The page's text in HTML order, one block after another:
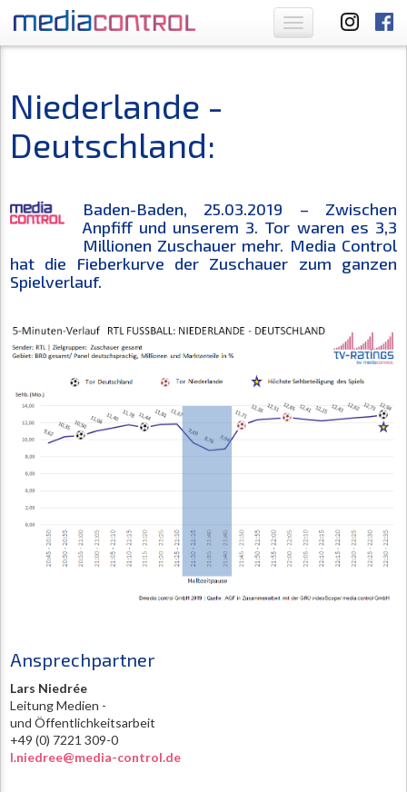
Toggle
navigation
Niederlande -
Deutschland:
Baden-Baden, 25.03.2019 – Zwischen
Anpfiff und unserem 3. Tor waren es 3,3
Millionen Zuschauer mehr. Media Control
hat die Fieberkurve der Zuschauer zum ganzen
Spielverlauf.
Ansprechpartner
Lars Niedrée
Leitung Medien -
und Öffentlichkeitsarbeit
+49 (0) 7221 309-0
l.niedree@media-control.de